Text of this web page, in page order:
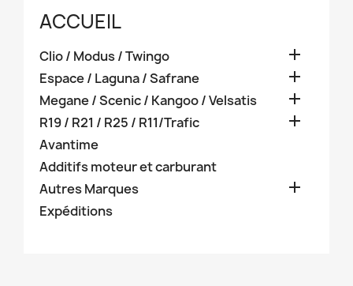
ACCUEIL
Clio / Modus / Twingo 
Espace / Laguna / Safrane 
Megane / Scenic / Kangoo / Velsatis 
R19 / R21 / R25 / R11/Trafic 
Avantime
Additifs moteur et carburant
Autres Marques

Expéditions